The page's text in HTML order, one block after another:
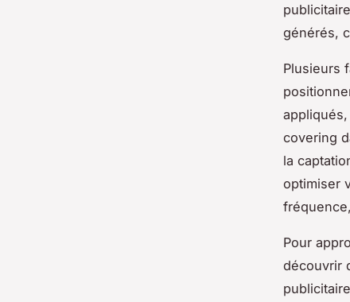
générés,
Plusieurs
covering
la
optimiser
Pour
découvrir